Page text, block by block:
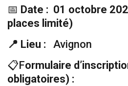
📅 Date : 01 octobre
places limité)
📍 Lieu : Avignon
📋Formulaire
obligatoires) :